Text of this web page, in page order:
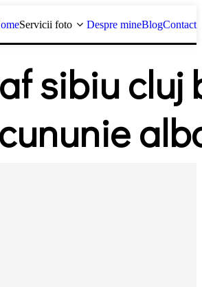
Servicii foto Despre mineBlogContact
sibiu cluj